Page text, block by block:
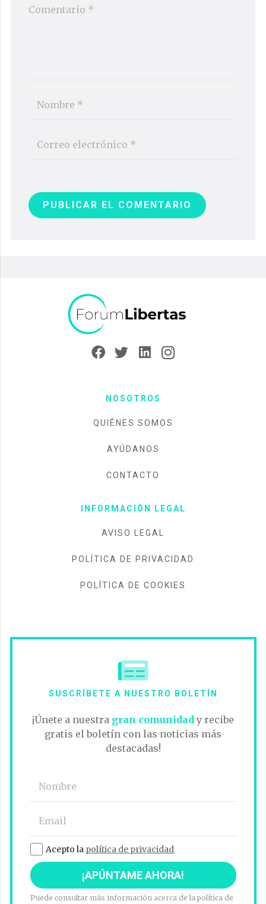
PUBLICAR EL COMENTARIO
NOSOTROS
QUIÉNES SOMOS
AYÚDANOS
CONTACTO
INFORMACIÓN LEGAL
AVISO LEGAL
POLÍTICA DE PRIVACIDAD
POLÍTICA DE COOKIES
SUSCRÍBETE A NUESTRO BOLETÍN
¡Únete a nuestra gran comunidad y recibe
gratis el boletín con las noticias más
destacadas!
Acepto la política de privacidad
Puede consultar más información acerca de la política de